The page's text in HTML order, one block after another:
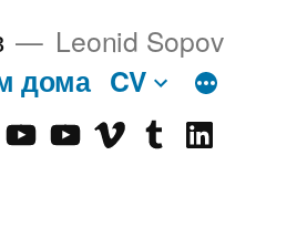
Leonid Sopov
дома CV
Youtube
Old Vimeotumblrlinkedin